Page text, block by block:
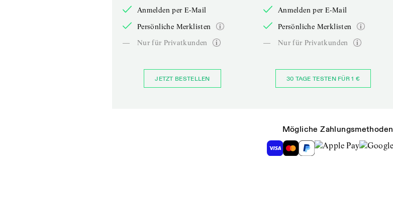
Anmelden per E-Mail
Persönliche Merklisten
—
Nur für Privatkunden
JETZT BESTELLEN
Anmelden per E-Mail
Persönliche Merklisten
—
Nur für Privatkunden
30 TAGE TESTEN FÜR 1 €
Mögliche Zahlungsmethoden